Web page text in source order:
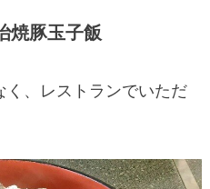
焼豚玉子飯
く、レストランでいただ